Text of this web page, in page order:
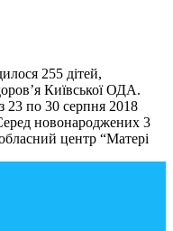
255 дітей,
Київської ОДА.
23 по 30 серпня 2018
новонароджених 3
центр “Матері